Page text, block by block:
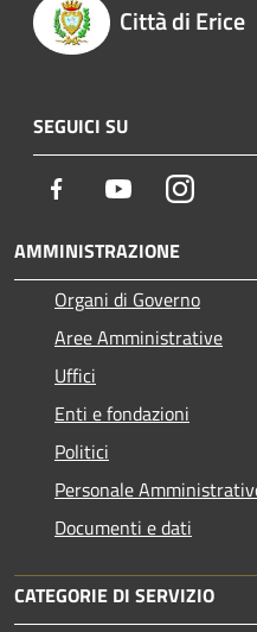
Città di Erice
SEGUICI SU
Facebook Youtube
AMMINISTRAZIONE
Organi di Governo
Aree Amministrative
Uffici
Enti e fondazioni
Politici
Personale
Documenti e dati
CATEGORIE DI SERVIZIO